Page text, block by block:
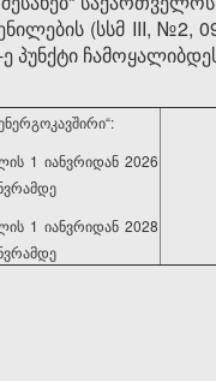
(სსმ III, №2,
პუნქტი
1 იანვრიდან 2026
1 იანვრიდან 2028